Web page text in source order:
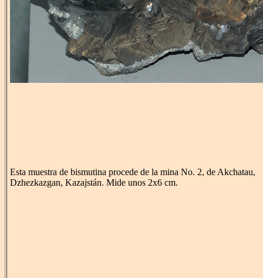
Esta muestra de bismutina procede de la mina No. 2, de Akchatau,
Dzhezkazgan, Kazajstán. Mide unos 2x6 cm.